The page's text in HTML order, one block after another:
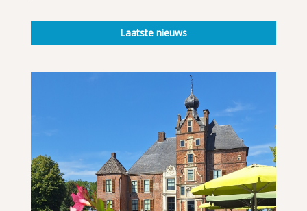
Laatste nieuws